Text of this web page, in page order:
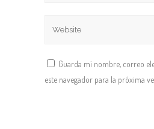
Guarda mi nombre, correo
este navegador para la próxima